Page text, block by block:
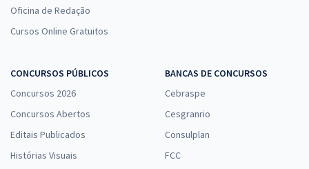
Oficina de Redação
Cursos Online Gratuitos
CONCURSOS PÚBLICOS
Concursos 2026
Concursos Abertos
Editais Publicados
Histórias Visuais
BANCAS DE CONCURSOS
Cebraspe
Cesgranrio
Consulplan
FCC